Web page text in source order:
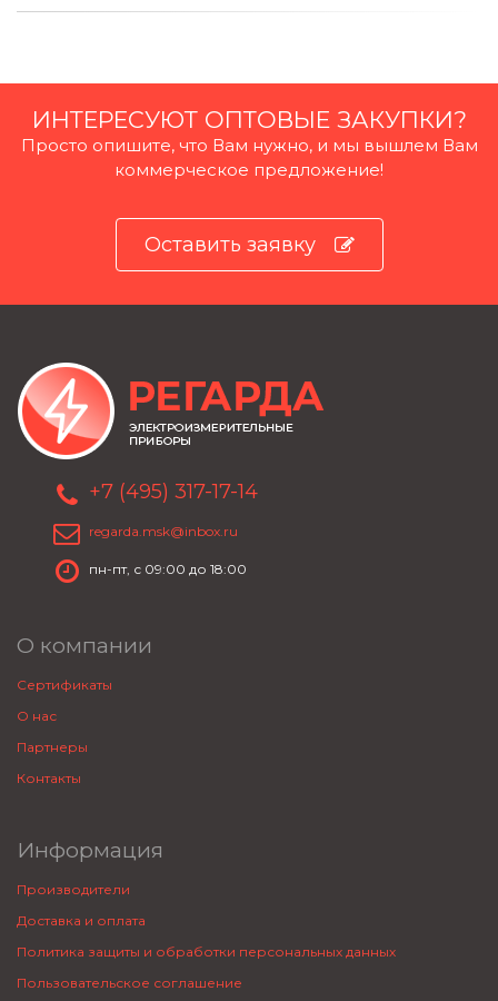
ИНТЕРЕСУЮТ ОПТОВЫЕ ЗАКУПКИ?
Просто опишите, что Вам нужно, и мы вышлем Вам
коммерческое предложение!
Оставить заявку
+7 (495) 317-17-14
regarda.msk@inbox.ru
пн-пт, с 09:00 до 18:00
О компании
Сертификаты
О нас
Партнеры
Контакты
Информация
Производители
Доставка и оплата
Политика защиты и обработки персональных данных
Пользовательское соглашение